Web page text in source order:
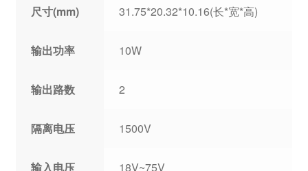
尺寸(mm) 31.75*20.32*10.16(长*宽*高)
输出功率 10W
输出路数 2
隔离电压 1500V
输入电压 18V~75V